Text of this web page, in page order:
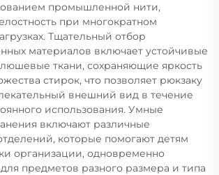
промышленной нити,
при многократном
Тщательный отбор
материалов включает устойчивые
ткани, сохраняющие яркость
стирок, что позволяет рюкзаку
внешний вид в течение
использования. Умные
включают различные
которые помогают детям
организации, одновременно
предметов разного размера и типа